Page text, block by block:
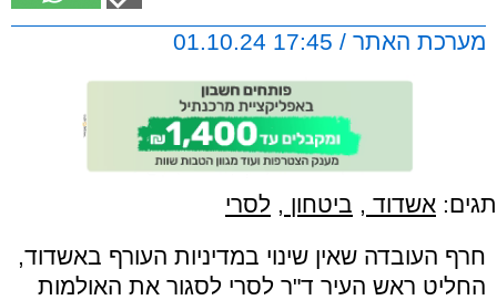
מערכת האתר / 17:45 01.10.24
תגים: אשדוד , ביטחון , לסרי
חרף העובדה שאין שינוי במדיניות העורף באשדוד,
החליט ראש העיר ד"ר לסרי לסגור את האולמות